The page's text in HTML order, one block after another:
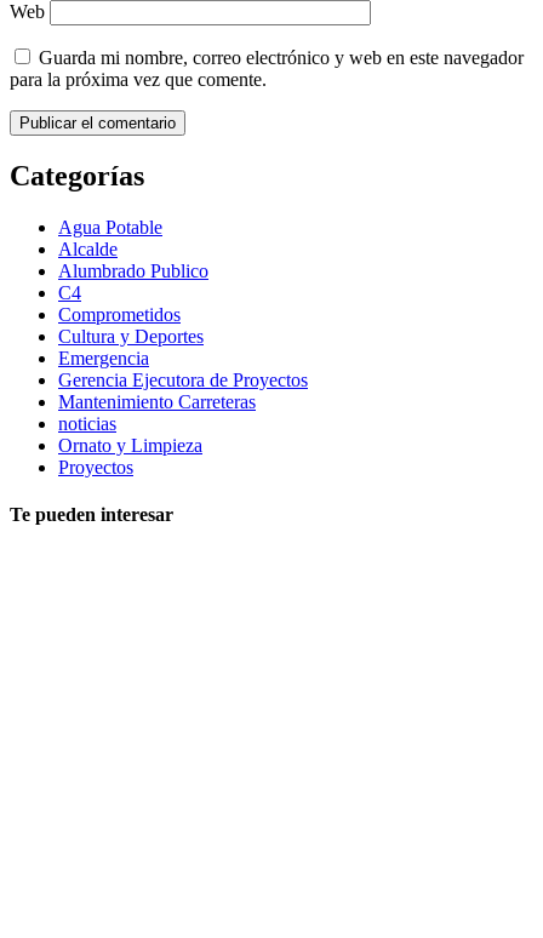
Web
Guarda mi nombre, correo electrónico y web en este navegador
para la próxima vez que comente.
Categorías
Agua Potable
Alcalde
Alumbrado Publico
C4
Comprometidos
Cultura y Deportes
Emergencia
Gerencia Ejecutora de Proyectos
Mantenimiento Carreteras
noticias
Ornato y Limpieza
Proyectos
Te pueden interesar